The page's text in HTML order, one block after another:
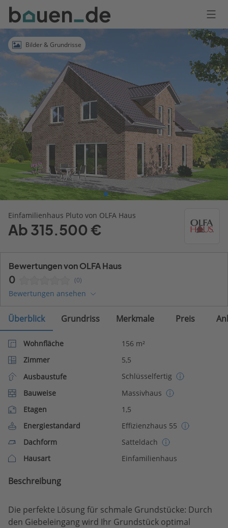
Bauen
Logo
AnmeldenBilder & Grundrisse
Einfamilienhaus Pluto von OLFA Haus
Ab 315.500 €
Bewertungen von OLFA Haus
0 (0)
Bewertungen ansehen
Überblick Grundriss Merkmale Preis
Wohnfläche
156 m²
Zimmer
5,5
Ausbaustufe
Schlüsselfertig
Bauweise
Massivhaus
Etagen
1,5
Energiestandard
Effizienzhaus 55
Dachform
Satteldach
Hausart
Einfamilienhaus
Beschreibung
Die perfekte Lösung für schmale Grundstücke: Durch
den Giebeleingang wird Ihr Grundstück optimal